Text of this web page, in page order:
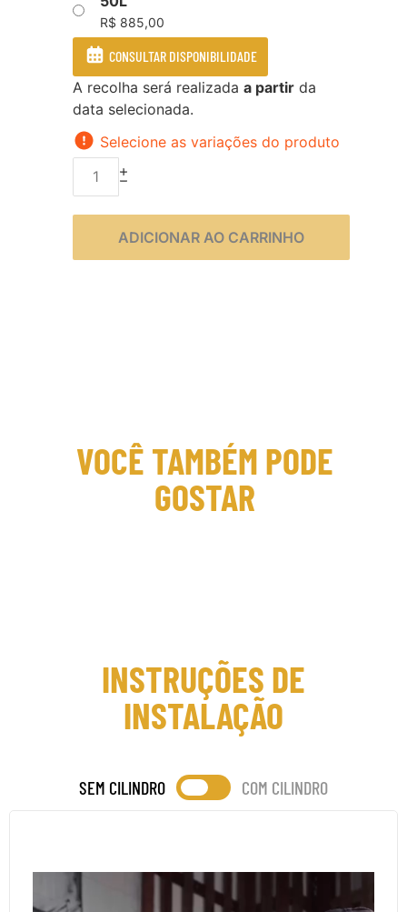
R$ 885,00
CONSULTAR DISPONIBILIDADE
A recolha será realizada a partir da
data selecionada.
Selecione as variações do produto
ADICIONAR AO CARRINHO
VOCÊ TAMBÉM PODE
GOSTAR
INSTRUÇÕES DE
INSTALAÇÃO
SEM CILINDRO COM CILINDRO